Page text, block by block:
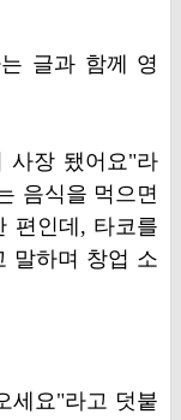
글과 함께 영
사장 됐어요"라
음식을 먹으면
편인데, 타코를
말하며 창업 소
세요"라고 덧붙